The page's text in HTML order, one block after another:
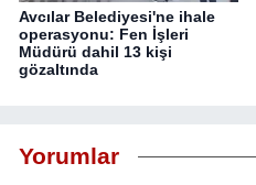
Avcılar Belediyesi'ne ihale
operasyonu: Fen İşleri
Müdürü dahil 13 kişi
gözaltında
Yorumlar